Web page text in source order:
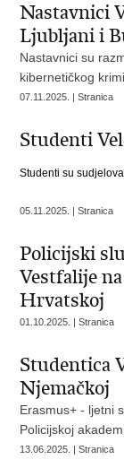
Nastavnici
Ljubljani i
Nastavnici su
kibernetičkog
07.11.2025. | Stranica
Studenti
Studenti su
05.11.2025. | Stranica
Policijski
Vestfalije
Hrvatskoj
01.10.2025. | Stranica
Studentica
Njemačkoj
Erasmus+ - ljetni
Policijskoj
13.06.2025. | Stranica